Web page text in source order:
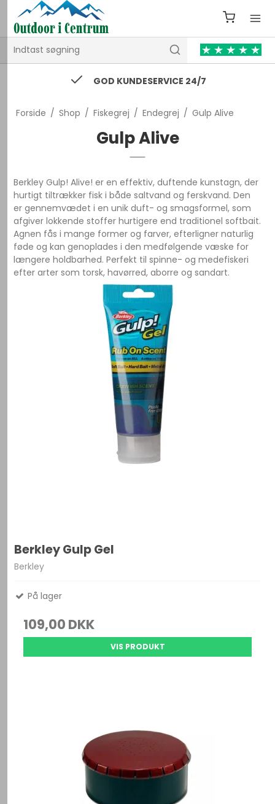
GOD KUNDESERVICE 24/7
Forside / Shop / Fiskegrej / Endegrej / Gulp Alive
Gulp Alive
Berkley Gulp! Alive! er en effektiv, duftende kunstagn, der
hurtigt tiltrækker fisk i både saltvand og ferskvand. Den
er gennemvædet i en unik duft- og smagsformel, som
afgiver lokkende stoffer hurtigere end traditionel softbait.
Agnen fås i mange former og farver, efterligner naturlig
føde og kan genoplades i den medfølgende væske for
længere holdbarhed. Perfekt til spinne- og medefiskeri
efter arter som torsk, havørred, aborre og sandart.
Berkley Gulp Gel
Berkley
På lager
109,00 DKK
VIS PRODUKT